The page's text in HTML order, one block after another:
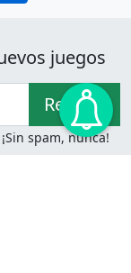
juegos
Recibir!
spam, nunca!